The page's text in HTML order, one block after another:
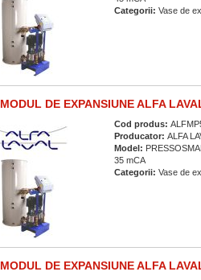
Categorii:Vase de
MODUL DE EXPANSIUNE ALFA
Cod produs:
Producator:ALFA
Model:
35 mCA
Categorii:Vase de
MODUL DE EXPANSIUNE ALFA